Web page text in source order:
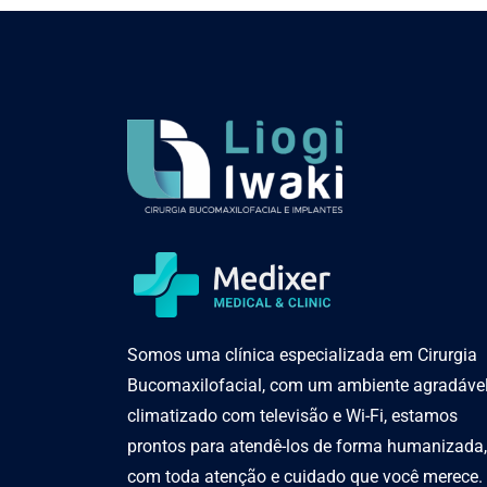
Somos uma clínica especializada em Cirurgia
Bucomaxilofacial, com um ambiente
climatizado com televisão e Wi-Fi, estamos
prontos para atendê-los de forma humanizada,
com toda atenção e cuidado que você merece.